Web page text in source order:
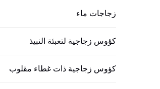
زجاجات ماء
كؤوس زجاجية لتعبئة النبيذ
كؤوس زجاجية ذات غطاء مقلوب